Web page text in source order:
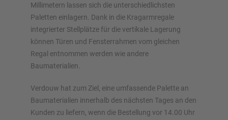
Millimetern lassen sich die unterschiedlichsten
Paletten einlagern. Dank in die Kragarmregale
integrierter Stellplätze für die vertikale Lagerung
können Türen und Fensterrahmen vom gleichen
Regal entnommen werden wie andere
Baumaterialien.
Verdouw hat zum Ziel, eine umfassende Palette an
Baumaterialien innerhalb des nächsten Tages an den
Kunden zu liefern, wenn die Bestellung vor 14.00 Uhr
Vertikalregale/Spanplattenregale
Planen Sie Ihr Regalsystem individuell mit unseren
Konfiguratoren – inklusive direkter Anfrage
Jetzt Regal konfigurieren